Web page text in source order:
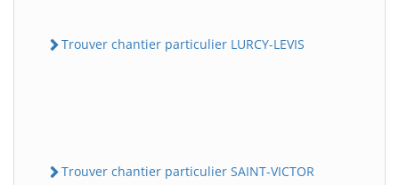
Trouver chantier particulier LURCY-LEVIS
Trouver chantier particulier SAINT-VICTOR